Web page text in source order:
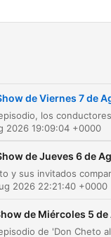
de Viernes 7 de
2026 19:09:04 +0000
de Jueves 6 de
2026 22:21:40 +0000
de Miércoles 5